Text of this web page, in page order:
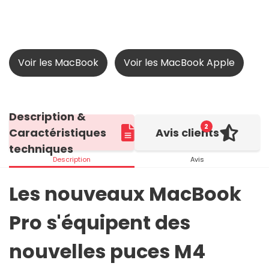
Voir les MacBook Voir les MacBook Apple
Description &
Caractéristiques
techniques
Description
2
Avis clients
Avis
Les nouveaux MacBook
Pro s'équipent des
nouvelles puces M4